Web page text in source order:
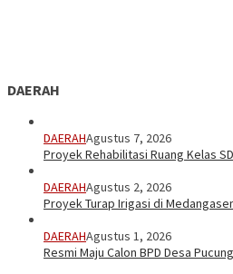
DAERAH
DAERAHAgustus 7, 2026
Proyek Rehabilitasi Ruang Kelas
DAERAHAgustus 2, 2026
Proyek Turap Irigasi di
DAERAHAgustus 1, 2026
Resmi Maju Calon BPD Desa